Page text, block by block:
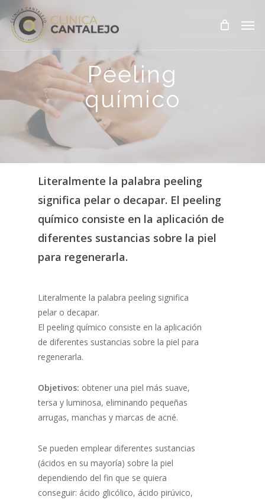
to
main
content
Peeling
químico
Literalmente la palabra peeling
significa pelar o decapar. El peeling
químico consiste en la aplicación de
diferentes sustancias sobre la piel
para regenerarla.
Literalmente la palabra peeling significa
pelar o decapar.
El peeling químico consiste en la aplicación
de diferentes sustancias sobre la piel para
regenerarla.
Objetivos: obtener una piel más suave,
tersa y luminosa, eliminando pequeñas
arrugas, manchas y marcas de acné.
Se pueden emplear diferentes sustancias
(ácidos en su mayoría) sobre la piel
dependiendo del fin que se quiera
conseguir: ácido glicólico, ácido pirúvico,